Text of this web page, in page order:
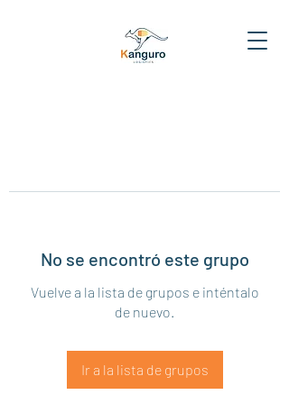
No se encontró este grupo
Vuelve a la lista de grupos e inténtalo
de nuevo.
Ir a la lista de grupos